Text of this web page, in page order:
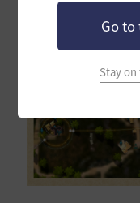
Go to
Stay